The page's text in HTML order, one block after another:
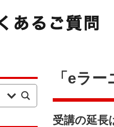
「 eラー
受講の延長